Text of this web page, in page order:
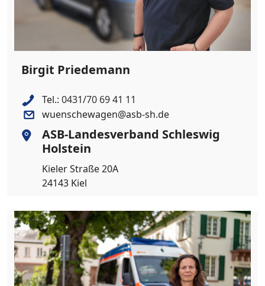
Birgit Priedemann
Tel.: 0431/70 69 41 11
wuenschewagen@asb-sh.de
ASB-Landesverband Schleswig
Holstein
Kieler Straße 20A
24143 Kiel